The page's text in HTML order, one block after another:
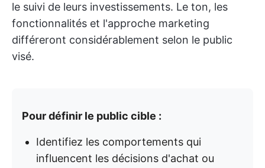
le suivi de leurs investissements. Le ton, les
fonctionnalités et l'approche marketing
différeront considérablement selon le public
visé.
Pour définir le public cible :
Identifiez les comportements qui
influencent les décisions d'achat ou